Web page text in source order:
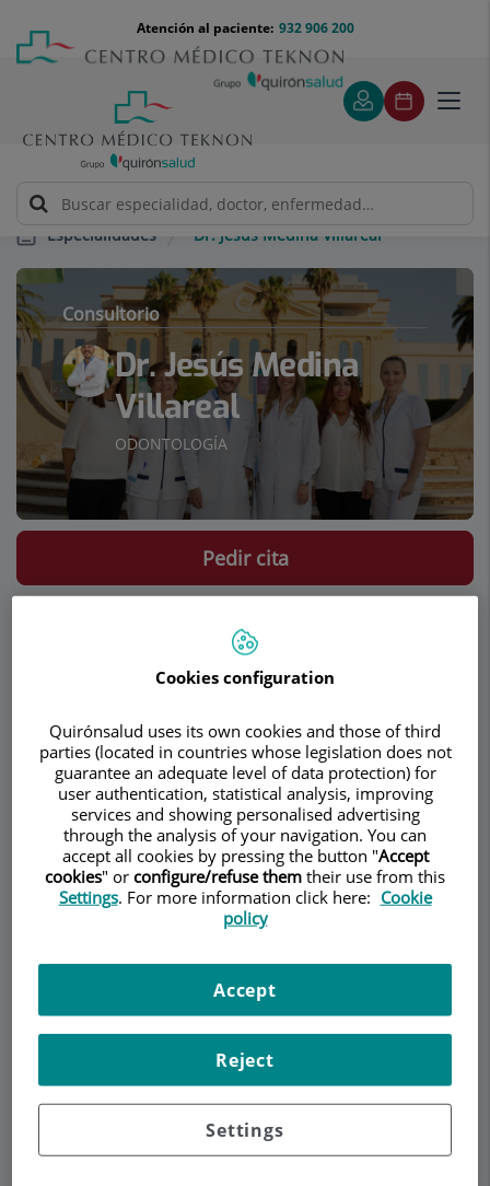
contenido
Menú
teléfono
cabecera
932 906 200
Atención al paciente:
Especialidades Dr. Jesús Medina Villareal
Consultorio
Dr. Jesús Medina
Villareal
ODONTOLOGÍA
Pedir cita
Nuestra consulta
Odontológica,
fundada por el Dr.
Rafael Yáñez
(Q.E.P.D.), y
actualmente
coordinada por el
Dr. Alonso Medina
Somos un centro de referencia para aquellos
pacientes que busquen realizarse cualquier
tratamiento bucodental con la máxima calidad y
Hoy día, practicar una buena odontología no es
las técnicas modernas nos obliga no ya a ser
Cookies configuration
Quirónsalud uses its own cookies and those of third
parties (located in countries whose legislation does not
guarantee an adequate level of data protection) for
user authentication, statistical analysis, improving
services and showing personalised advertising
through the analysis of your navigation. You can
accept all cookies by pressing the button "Accept
cookies" or configure/refuse them their use from this
Settings. For more information click here: Cookie
policy
Settings
Reject
Accept